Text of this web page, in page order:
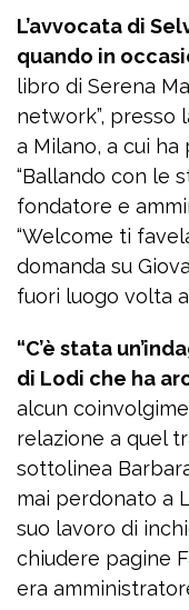
L’avvocata di
quando in
libro di Serena
network”, presso
a Milano, a cui
“Ballando con le
fondatore e
“Welcome ti
domanda su
fuori luogo volta
“C’è stata
di Lodi che ha
alcun
relazione a quel
sottolinea
mai perdonato a
suo lavoro di
chiudere pagine
era